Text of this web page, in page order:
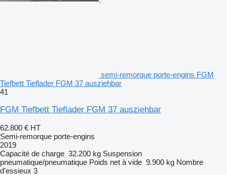
semi-remorque porte-engins FGM
Tiefbett Tieflader FGM 37 ausziehbar
41
FGM Tiefbett Tieflader FGM 37 ausziehbar
62.800 € HT
Semi-remorque porte-engins
2019
Capacité de charge 32.200 kg Suspension
pneumatique/pneumatique Poids net à vide 9.900 kg Nombre
d'essieux 3